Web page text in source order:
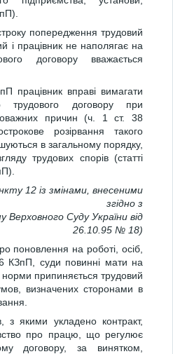
попередження трудовий
і працівник не наполягає на
договору вважається
працівник вправі вимагати
трудового договору при
причин (ч. 1 ст. 38
розірвання такого
в загальному порядку,
трудових спорів (статті
12 із змінами, внесеними
згідно з
Суду України від
26.10.95 № 18)
поновлення на роботі, осіб,
КЗпП, суди повинні мати на
норми припиняється трудовий
визначених сторонами в
з якими укладено контракт,
про працю, що регулює
договору, за винятком,